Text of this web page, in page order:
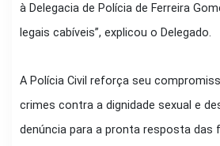
à Delegacia de Polícia de Ferreira
legais cabíveis”, explicou o Delegado.
A Polícia Civil reforça seu
crimes contra a dignidade sexual e
denúncia para a pronta resposta das